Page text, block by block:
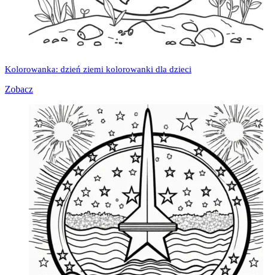
Kolorowanka: dzień ziemi kolorowanki dla dzieci
Zobacz